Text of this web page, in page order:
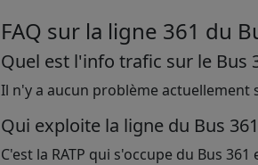
FAQ sur la ligne 361 du
Quel est l'info trafic sur le Bus
Il n'y a aucun problème actuellement
Qui exploite la ligne du Bus
C'est la RATP qui s'occupe du Bus